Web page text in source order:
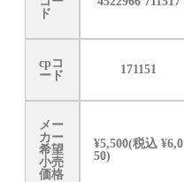
ド
cpコ
ード
171151
メー
カー
希望
小売
価格
¥5,500(税込 ¥6,0
50)